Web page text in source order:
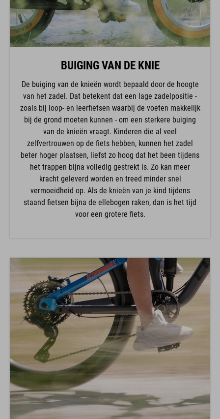
BUIGING VAN DE KNIE
De buiging van de knieën wordt bepaald door de hoogte
van het zadel. Dat betekent dat een lage zadelpositie -
zoals bij loop- en leerfietsen waarbij de voeten makkelijk
bij de grond moeten kunnen - om een sterkere buiging
van de knieën vraagt. Kinderen die al veel
zelfvertrouwen op de fiets hebben, kunnen het zadel
beter hoger plaatsen, liefst zo hoog dat het been tijdens
het trappen bijna volledig gestrekt is. Zo kan meer
kracht geleverd worden en treed minder snel
vermoeidheid op. Als de knieën van je kind tijdens
staand fietsen bijna de ellebogen raken, dan is het tijd
voor een grotere fiets.